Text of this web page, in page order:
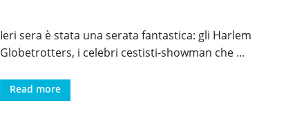
Ieri sera è stata una serata fantastica: gli Harlem
Globetrotters, i celebri cestisti-showman che ...
Read more